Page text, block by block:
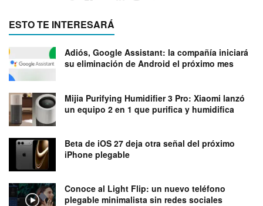
ESTO TE INTERESARÁ
Adiós, Google Assistant: la compañía iniciará
su eliminación de Android el próximo mes
Mijia Purifying Humidifier 3 Pro: Xiaomi lanzó
un equipo 2 en 1 que purifica y humidifica
Beta de iOS 27 deja otra señal del próximo
iPhone plegable
Conoce al Light Flip: un nuevo teléfono
plegable minimalista sin redes sociales